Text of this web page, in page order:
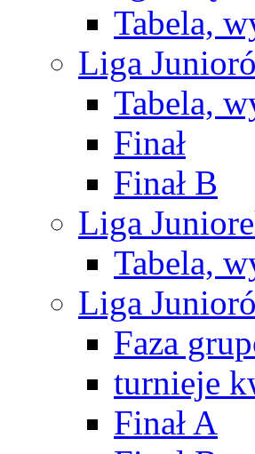
Tabela,
Liga
Tabela,
Finał
Finał B
Liga
Tabela,
Liga
Faza
turnieje
Finał A